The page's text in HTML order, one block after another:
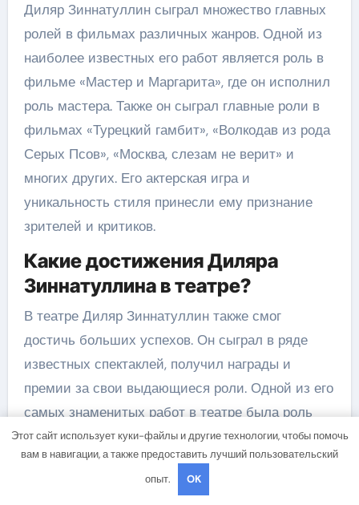
Диляр Зиннатуллин сыграл множество главных
ролей в фильмах различных жанров. Одной из
наиболее известных его работ является роль в
фильме «Мастер и Маргарита», где он исполнил
роль мастера. Также он сыграл главные роли в
фильмах «Турецкий гамбит», «Волкодав из рода
Серых Псов», «Москва, слезам не верит» и
многих других. Его актерская игра и
уникальность стиля принесли ему признание
зрителей и критиков.
Какие достижения Диляра
Зиннатуллина в театре?
В театре Диляр Зиннатуллин также смог
достичь больших успехов. Он сыграл в ряде
известных спектаклей, получил награды и
премии за свои выдающиеся роли. Одной из его
самых знаменитых работ в театре была роль
Харламова в спектакле «Горе от ума». Его
актерская мастерство и яркая интерпретация
роли сделали этот спектакль одним из самых
Этот сайт использует куки-файлы и другие технологии, чтобы помочь
вам в навигации, а также предоставить лучший пользовательский
опыт.
OK